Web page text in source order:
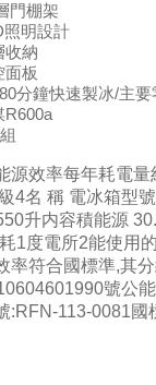
門棚架
照明設計
收納
面板
分鐘快速製冰/主
R600a